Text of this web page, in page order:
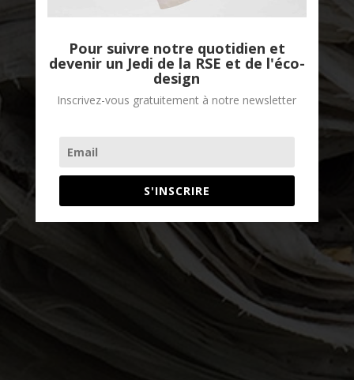
Pour suivre notre quotidien et
devenir un Jedi de la RSE et de l'éco-
design
Inscrivez-vous gratuitement à notre newsletter
S'INSCRIRE